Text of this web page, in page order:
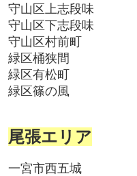
守山区上志段味
守山区下志段味
守山区村前町
緑区桶狭間
緑区有松町
緑区篠の風
尾張エリア
一宮市西五城